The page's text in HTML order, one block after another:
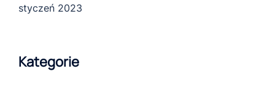
styczeń 2023
Kategorie